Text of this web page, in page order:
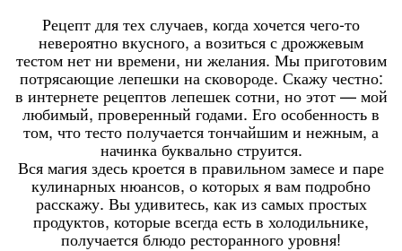
Рецепт для тех случаев, когда хочется чего-то
невероятно вкусного, а возиться с дрожжевым
тестом нет ни времени, ни желания. Мы приготовим
потрясающие лепешки на сковороде. Скажу честно:
в интернете рецептов лепешек сотни, но этот — мой
любимый, проверенный годами. Его особенность в
том, что тесто получается тончайшим и нежным, а
начинка буквально струится.
Вся магия здесь кроется в правильном замесе и паре
кулинарных нюансов, о которых я вам подробно
расскажу. Вы удивитесь, как из самых простых
продуктов, которые всегда есть в холодильнике,
получается блюдо ресторанного уровня!